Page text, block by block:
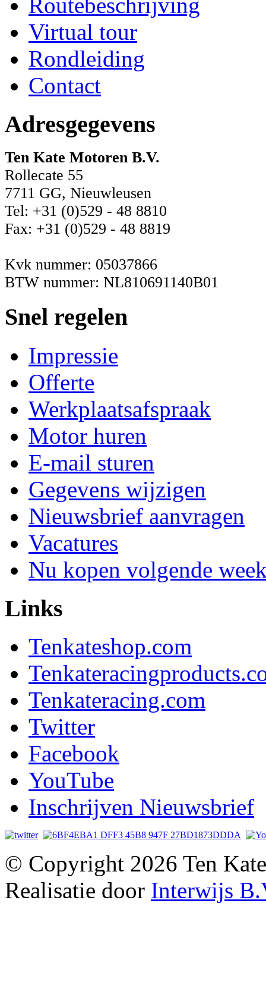
Virtual tour
Rondleiding
Contact
Adresgegevens
Ten Kate Motoren B.V.
Rollecate 55
7711 GG, Nieuwleusen
Tel: +31 (0)529 - 48 8810
Fax: +31 (0)529 - 48 8819
Kvk nummer: 05037866
BTW nummer: NL810691140B01
Snel regelen
Impressie
Offerte
Werkplaatsafspraak
Motor huren
E-mail sturen
Gegevens wijzigen
Nieuwsbrief aanvragen
Vacatures
Nu kopen volgende
Links
Tenkateshop.com
Tenkateracing.com
Twitter
Facebook
YouTube
Inschrijven Nieuwsbrief
© Copyright 2026 Ten
Realisatie door Interwijs